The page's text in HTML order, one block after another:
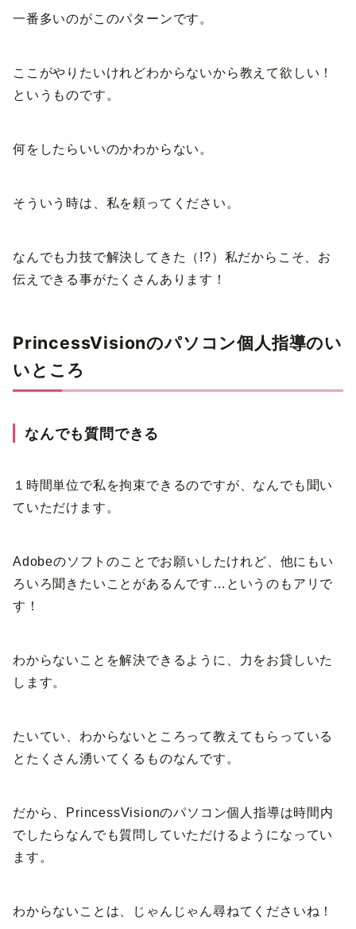
一番多いのがこのパターンです。
ここがやりたいけれどわからないから教えて欲しい！
というものです。
何をしたらいいのかわからない。
そういう時は、私を頼ってください。
なんでも力技で解決してきた（!?）私だからこそ、お
伝えできる事がたくさんあります！
PrincessVisionのパソコン個人指導のい
いところ
なんでも質問できる
１時間単位で私を拘束できるのですが、なんでも聞い
ていただけます。
Adobeのソフトのことでお願いしたけれど、他にもい
ろいろ聞きたいことがあるんです…というのもアリで
す！
わからないことを解決できるように、力をお貸しいた
します。
たいてい、わからないところって教えてもらっている
とたくさん湧いてくるものなんです。
だから、PrincessVisionのパソコン個人指導は時間内
でしたらなんでも質問していただけるようになってい
ます。
わからないことは、じゃんじゃん尋ねてくださいね！